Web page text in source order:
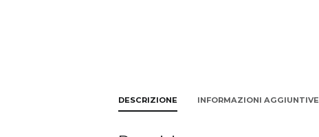
DESCRIZIONE INFORMAZIONI AGGIUNTIVE